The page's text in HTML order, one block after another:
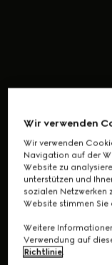
Wir verwenden
Wir verwenden
Navigation auf der
Website zu
unterstützen und
sozialen Netzwerken
Website stimmen
Weitere
Verwendung auf
Richtlinie.